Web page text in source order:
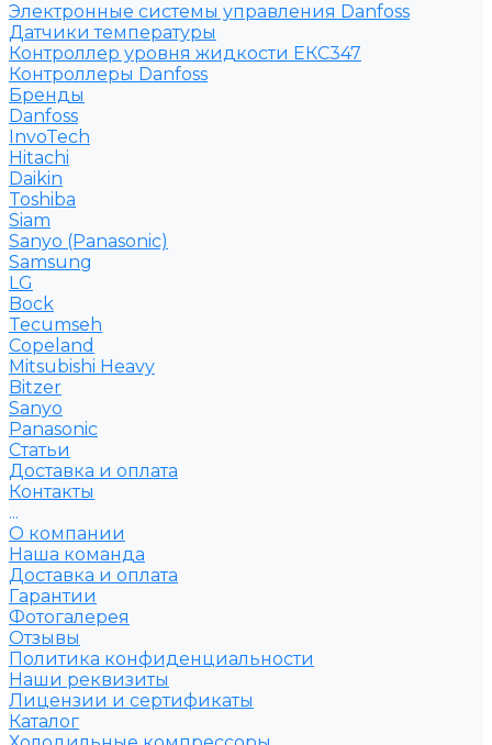
Электронные системы управления Danfoss
Датчики температуры
Контроллер уровня жидкости ЕКС347
Контроллеры Danfoss
Бренды
Danfoss
InvoTech
Hitachi
Daikin
Toshiba
Siam
Sanyo (Panasonic)
Samsung
LG
Bock
Tecumseh
Copeland
Mitsubishi Heavy
Bitzer
Sanyo
Рanasonic
Статьи
Доставка и оплата
Контакты
...
О компании
Наша команда
Доставка и оплата
Гарантии
Фотогалерея
Отзывы
Политика конфиденциальности
Наши реквизиты
Лицензии и сертификаты
Каталог